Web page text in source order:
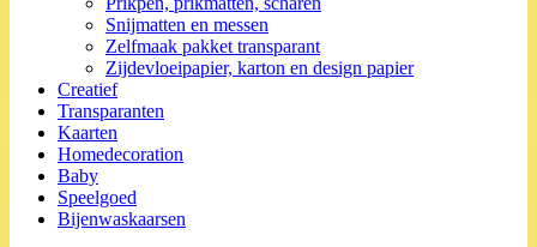
Snijmatten en messen
Zelfmaak pakket transparant
Zijdevloeipapier, karton en design papier
Creatief
Transparanten
Kaarten
Homedecoration
Baby
Speelgoed
Bijenwaskaarsen